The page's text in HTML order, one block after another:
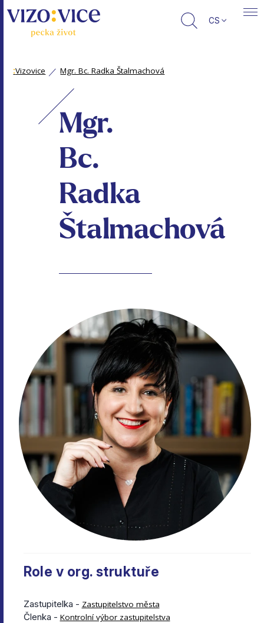
CS
:Vizovice Mgr. Bc. Radka Štalmachová
Mgr.
Bc.
Radka
Štalmachová
Role v org. struktuře
Zastupitelka - Zastupitelstvo města
Členka - Kontrolní výbor zastupitelstva